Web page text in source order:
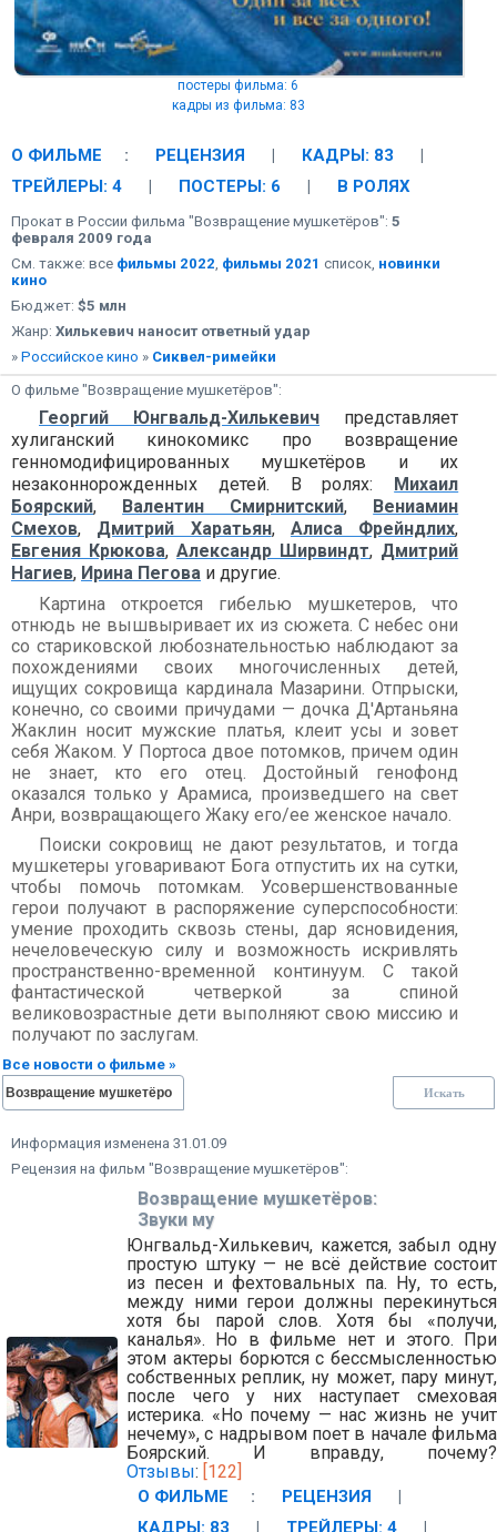
постеры фильма: 6
кадры из фильма: 83
О ФИЛЬМЕ : РЕЦЕНЗИЯ КАДРЫ: 83
ТРЕЙЛЕРЫ: 4
ПОСТЕРЫ: 6 В РОЛЯХ
Прокат в России фильма "Возвращение мушкетёров": 5
февраля 2009 года
См. также: все фильмы 2022, фильмы 2021 список, новинки
кино
Бюджет: $5 млн
Жанр: Хилькевич наносит ответный удар
» Российское кино » Сиквел-римейки
О фильме "Возвращение мушкетёров":
Георгий Юнгвальд-Хилькевич представляет
хулиганский кинокомикс про возвращение
генномодифицированных мушкетёров и их
незаконнорожденных детей. В ролях:
Михаил
Боярский, Валентин Смирнитский,
Вениамин
Смехов, Дмитрий Харатьян, Алиса Фрейндлих,
Евгения Крюкова,Александр Ширвиндт, Дмитрий
Нагиев, Ирина Пегова и другие.
Картина откроется гибелью мушкетеров, что
отнюдь не вышвыривает их из сюжета. С небес они
со стариковской любознательностью наблюдают за
похождениями своих многочисленных детей,
ищущих сокровища кардинала Мазарини. Отпрыски,
конечно, со своими причудами — дочка Д'Артаньяна
Жаклин носит мужские платья, клеит усы и зовет
себя Жаком. У Портоса двое потомков, причем один
не знает, кто его отец. Достойный генофонд
оказался только у Арамиса, произведшего на свет
Анри, возвращающего Жаку его/ее женское начало.
Поиски сокровищ не дают результатов, и тогда
мушкетеры уговаривают Бога отпустить их на сутки,
чтобы помочь потомкам. Усовершенствованные
герои получают в распоряжение суперспособности:
умение проходить сквозь стены, дар ясновидения,
нечеловеческую силу и возможность искривлять
пространственно-временной континуум. С такой
фантастической четверкой за спиной
великовозрастные дети выполняют свою миссию и
получают по заслугам.
Все новости о фильме »
Информация изменена 31.01.09
Рецензия на фильм "Возвращение мушкетёров":
Возвращение мушкетёров:
Звуки му
Юнгвальд-Хилькевич, кажется, забыл одну
простую штуку — не всё действие состоит
из песен и фехтовальных па. Ну, то есть,
между ними герои должны перекинуться
хотя бы парой слов. Хотя бы «получи,
каналья». Но в фильме нет и этого. При
этом актеры борются с бессмысленностью
собственных реплик, ну может, пару минут,
после чего у них наступает смеховая
истерика. «Но почему — нас жизнь не учит
нечему», с надрывом поет в начале фильма
Боярский. И вправду, почему?
Отзывы: [122]
О ФИЛЬМЕ : РЕЦЕНЗИЯ